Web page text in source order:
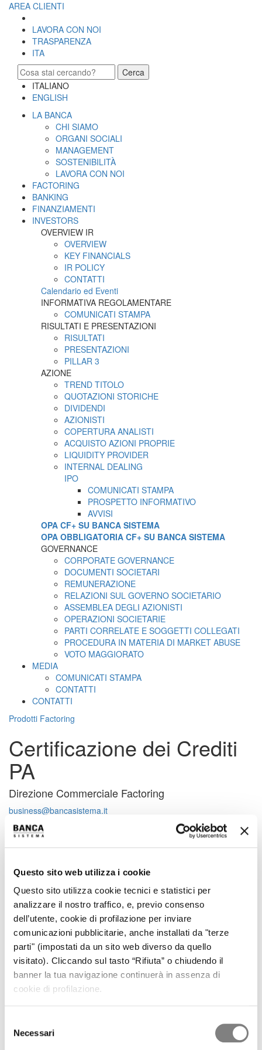
Questo sito web utilizza i cookie
Questo sito utilizza cookie tecnici e statistici per
analizzare il nostro traffico, e, previo consenso
dell’utente, cookie di profilazione per inviare
comunicazioni pubblicitarie, anche installati da "terze
parti" (impostati da un sito web diverso da quello
visitato). Cliccando sul tasto “Rifiuta” o chiudendo il
banner la tua navigazione continuerà in assenza di
cookie di profilazione.
delNecessari
AREA CLIENTI
LAVORA CON NOI
TRASPARENZA
ITA
Cerca
ITALIANO
ENGLISH
LA BANCA
CHI SIAMO
ORGANI SOCIALI
MANAGEMENT
SOSTENIBILITÀ
LAVORA CON NOI
FACTORING
BANKING
FINANZIAMENTI
INVESTORS
OVERVIEW IR
OVERVIEW
KEY FINANCIALS
IR POLICY
CONTATTI
Calendario ed Eventi
INFORMATIVA REGOLAMENTARE
COMUNICATI STAMPA
RISULTATI E PRESENTAZIONI
RISULTATI
PRESENTAZIONI
PILLAR 3
AZIONE
TREND TITOLO
QUOTAZIONI STORICHE
DIVIDENDI
AZIONISTI
COPERTURA ANALISTI
ACQUISTO AZIONI PROPRIE
LIQUIDITY PROVIDER
INTERNAL DEALING
IPO
COMUNICATI STAMPA
PROSPETTO INFORMATIVO
AVVISI
OPA CF+ SU BANCA SISTEMA
OPA OBBLIGATORIA CF+ SU BANCA SISTEMA
GOVERNANCE
CORPORATE GOVERNANCE
DOCUMENTI SOCIETARI
REMUNERAZIONE
RELAZIONI SUL GOVERNO SOCIETARIO
ASSEMBLEA DEGLI AZIONISTI
OPERAZIONI SOCIETARIE
PARTI CORRELATE E SOGGETTI COLLEGATI
PROCEDURA IN MATERIA DI MARKET ABUSE
VOTO MAGGIORATO
MEDIA
COMUNICATI STAMPA
CONTATTI
CONTATTI
Prodotti Factoring
Certificazione dei Crediti
PA
Direzione Commerciale Factoring
business@bancasistema.it
800 691 629
Numero Verde
Attivo dal lunedì al venerdì
Dettagli del Prodotto
Scheda Prodotto
Uffici
Milano
Largo Augusto 1/A, ang. via Verziere 13
20122 Milano - IT
Indicazioni Stradali
Napoli
Via Verdi, 35
Palazzo Branciforte - Via Bara All'Olivella, 2